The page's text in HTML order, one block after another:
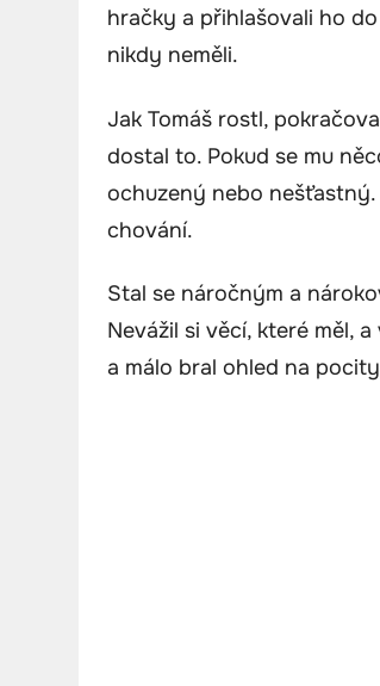
hračky a přihlašovali ho
nikdy neměli.
Jak Tomáš rostl,
dostal to. Pokud se mu
ochuzený nebo nešťastný.
chování.
Stal se náročným a
Nevážil si věcí, které měl,
a málo bral ohled na